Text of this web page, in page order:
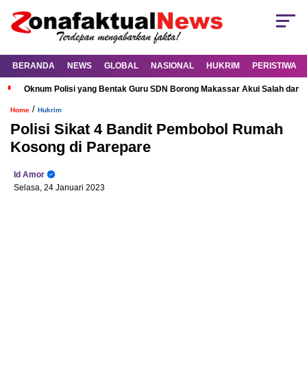
BERANDA NEWS GLOBAL NASIONAL HUKRIM PERISTIWA
Oknum Polisi yang Bentak Guru SDN Borong Makassar Akui Salah dan
Home / Hukrim
Polisi Sikat 4 Bandit Pembobol Rumah
Kosong di Parepare
Id Amor
Selasa, 24 Januari 2023